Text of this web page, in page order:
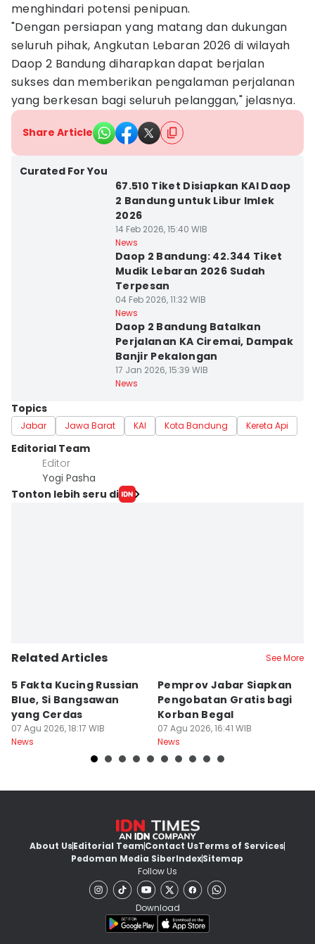
menghindari potensi penipuan.
"Dengan persiapan yang matang dan dukungan
seluruh pihak, Angkutan Lebaran 2026 di wilayah
Daop 2 Bandung diharapkan dapat berjalan
sukses dan memberikan pengalaman perjalanan
yang berkesan bagi seluruh pelanggan," jelasnya.
Share Article
Curated For You
67.510 Tiket Disiapkan KAI Daop
2 Bandung untuk Libur Imlek
2026
14 Feb 2026, 15:40 WIB
News
Daop 2 Bandung: 42.344 Tiket
Mudik Lebaran 2026 Sudah
Terpesan
04 Feb 2026, 11:32 WIB
News
Daop 2 Bandung Batalkan
Perjalanan KA Ciremai, Dampak
Banjir Pekalongan
17 Jan 2026, 15:39 WIB
News
Topics
Jabar Jawa Barat KAI Kota Bandung Kereta Api
Editorial Team
Editor
Yogi Pasha
Tonton lebih seru di
Related Articles See More
5 Fakta Kucing Russian
Blue, Si Bangsawan
yang Cerdas
07 Agu 2026, 18:17 WIB
News
Pemprov Jabar Siapkan
Pengobatan Gratis bagi
Korban Begal
07 Agu 2026, 16:41 WIB
News
About UsEditorial TeamContact UsTerms of Services
Pedoman Media SiberIndexSitemap
Follow Us
Download